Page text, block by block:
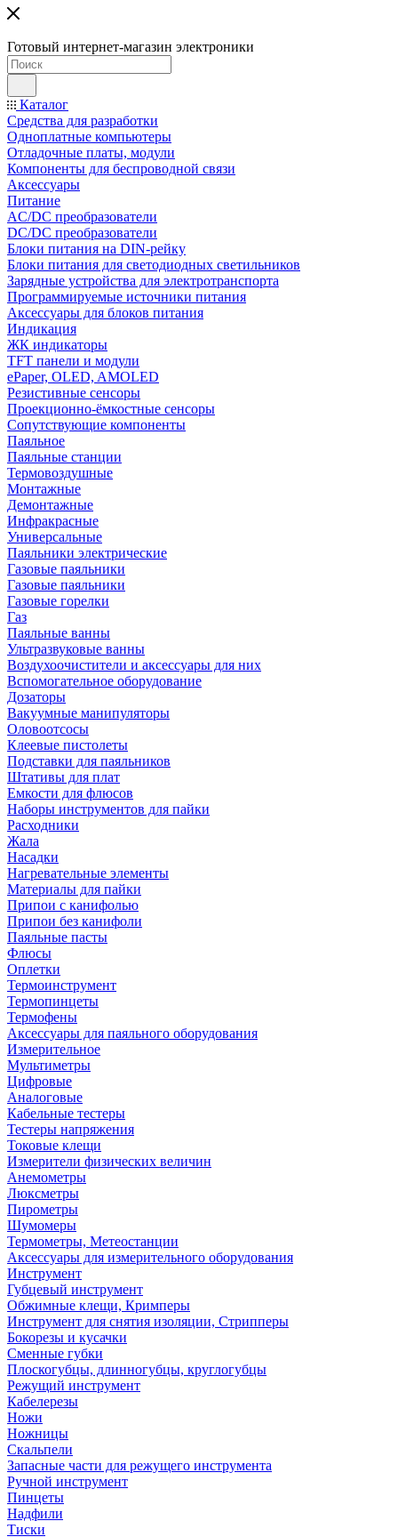
Готовый интернет-магазин электроники
Каталог
Средства для разработки
Одноплатные компьютеры
Отладочные платы, модули
Компоненты для беспроводной связи
Аксессуары
Питание
AC/DC преобразователи
DC/DC преобразователи
Блоки питания на DIN-рейку
Блоки питания для светодиодных светильников
Зарядные устройства для электротранспорта
Программируемые источники питания
Аксессуары для блоков питания
Индикация
ЖК индикаторы
TFT панели и модули
ePaper, OLED, AMOLED
Резистивные сенсоры
Проекционно-ёмкостные сенсоры
Сопутствующие компоненты
Паяльное
Паяльные станции
Термовоздушные
Монтажные
Демонтажные
Инфракрасные
Универсальные
Паяльники электрические
Газовые паяльники
Газовые паяльники
Газовые горелки
Газ
Паяльные ванны
Ультразвуковые ванны
Воздухоочистители и аксессуары для них
Вспомогательное оборудование
Дозаторы
Вакуумные манипуляторы
Оловоотсосы
Клеевые пистолеты
Подставки для паяльников
Штативы для плат
Емкости для флюсов
Наборы инструментов для пайки
Расходники
Жала
Насадки
Нагревательные элементы
Материалы для пайки
Припои с канифолью
Припои без канифоли
Паяльные пасты
Флюсы
Оплетки
Термоинструмент
Термопинцеты
Термофены
Аксессуары для паяльного оборудования
Измерительное
Мультиметры
Цифровые
Аналоговые
Кабельные тестеры
Тестеры напряжения
Токовые клещи
Измерители физических величин
Анемометры
Люксметры
Пирометры
Шумомеры
Термометры, Метеостанции
Аксессуары для измерительного оборудования
Инструмент
Губцевый инструмент
Обжимные клещи, Кримперы
Инструмент для снятия изоляции, Стрипперы
Бокорезы и кусачки
Сменные губки
Плоскогубцы, длинногубцы, круглогубцы
Режущий инструмент
Кабелерезы
Ножи
Ножницы
Скальпели
Запасные части для режущего инструмента
Ручной инструмент
Пинцеты
Надфили
Тиски